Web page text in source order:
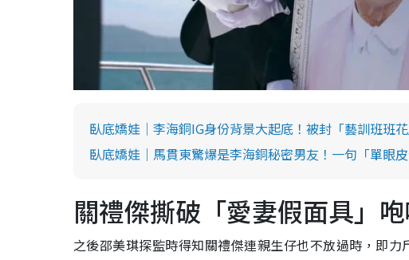
臥底嬌娃｜李海銅IG身份背景大起底！被封「藝訓班班
臥底嬌娃｜馬貫東驚爆是李海銅秘密男友！一句「單眼
關禮傑撕破「愛妻假面具」
之後邵美琪探監時得知關禮傑連親生仔也不放過時，即